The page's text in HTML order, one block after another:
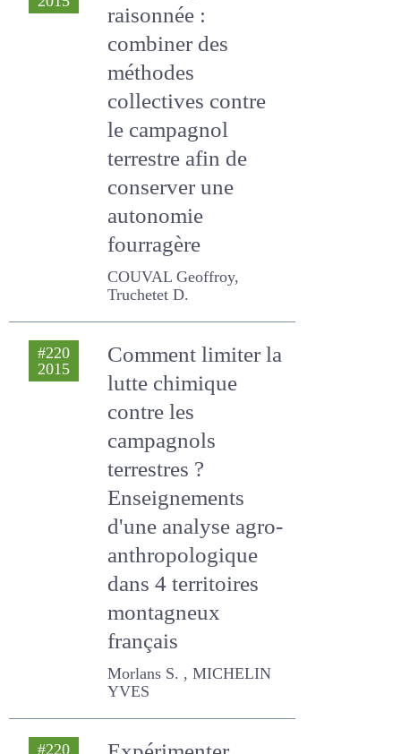
#220
Le concept de lutte
raisonnée :
combiner des
méthodes
collectives contre
le campagnol
terrestre afin de
conserver une
autonomie
fourragère
COUVAL Geoffroy,
Truchetet D.
#220
Comment limiter
la lutte chimique
contre les
campagnols
terrestres ?
Enseignements
d'une analyse
agro-
anthropologique
dans 4 territoires
montagneux
français